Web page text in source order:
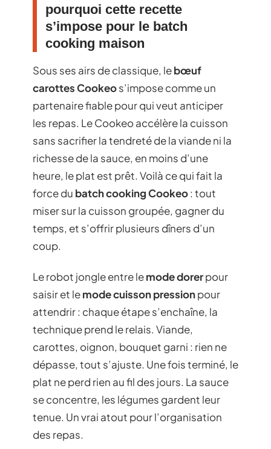
pourquoi cette recette
s’impose pour le batch
cooking maison
Sous ses airs de classique, lebœuf
carottes Cookeos’impose comme un
partenaire fiable pour qui veut anticiper
les repas. Le Cookeo accélère la cuisson
sans sacrifier la tendreté de la viande ni la
richesse de la sauce, en moins d’une
heure, le plat est prêt. Voilà ce qui fait la
force du batch cooking Cookeo: tout
miser sur la cuisson groupée, gagner du
temps, et s’offrir plusieurs dîners d’un
coup.
Le robot jongle entre lemode dorerpour
saisir et lemode cuisson pressionpour
attendrir : chaque étape s’enchaîne, la
technique prend le relais. Viande,
carottes, oignon, bouquet garni : rien ne
dépasse, tout s’ajuste. Une fois terminé, le
plat ne perd rien au fil des jours. La sauce
se concentre, les légumes gardent leur
tenue. Un vrai atout pour l’organisation
des repas.